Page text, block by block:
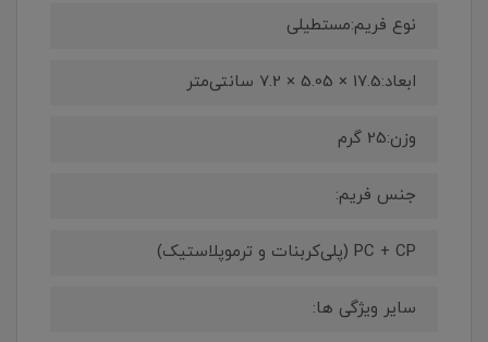
نوع فریم:مستطیلی
ابعاد:17.5 × 5.05 × 7.2 سانتی‌متر
وزن:25 گرم
جنس فریم:
PC + CP (پلی‌کربنات و ترموپلاستیک)
سایر ویژگی ها: